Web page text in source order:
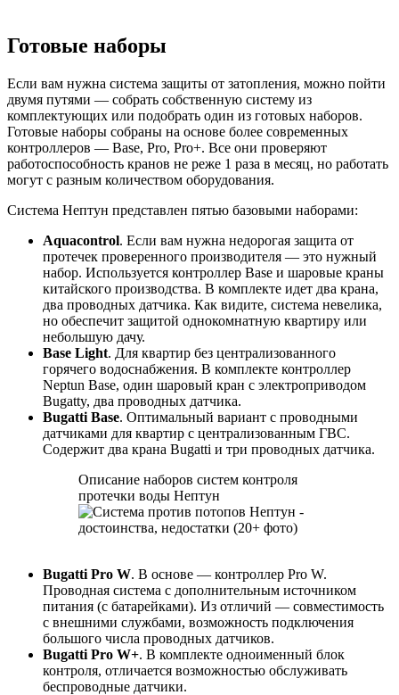
Готовые наборы
Если вам нужна система защиты от затопления, можно пойти
двумя путями — собрать собственную систему из
комплектующих или подобрать один из готовых наборов.
Готовые наборы собраны на основе более современных
контроллеров — Base, Pro, Pro+. Все они проверяют
работоспособность кранов не реже 1 раза в месяц, но работать
могут с разным количеством оборудования.
Система Нептун представлен пятью базовыми наборами:
Aquacontrol. Если вам нужна недорогая защита от
протечек проверенного производителя — это нужный
набор. Используется контроллер Base и шаровые краны
китайского производства. В комплекте идет два крана,
два проводных датчика. Как видите, система невелика,
но обеспечит защитой однокомнатную квартиру или
небольшую дачу.
Base Light. Для квартир без централизованного
горячего водоснабжения. В комплекте контроллер
Neptun Base, один шаровый кран с электроприводом
Bugatty, два проводных датчика.
Bugatti Base. Оптимальный вариант с проводными
датчиками для квартир с централизованным ГВС.
Содержит два крана Bugatti и три проводных датчика.
Описание наборов систем контроля
протечки воды Нептун
Bugatti Pro W. В основе — контроллер Pro W.
Проводная система с дополнительным источником
питания (с батарейками). Из отличий — совместимость
с внешними службами, возможность подключения
большого числа проводных датчиков.
Bugatti Pro W+. В комплекте одноименный блок
контроля, отличается возможностью обслуживать
беспроводные датчики.